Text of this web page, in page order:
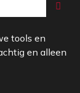
tools en
en alleen